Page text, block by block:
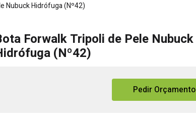
Nubuck Hidrófuga (Nº42)
Forwalk Tripoli de Pele Nubuck
(Nº42)
Pedir Orçamento